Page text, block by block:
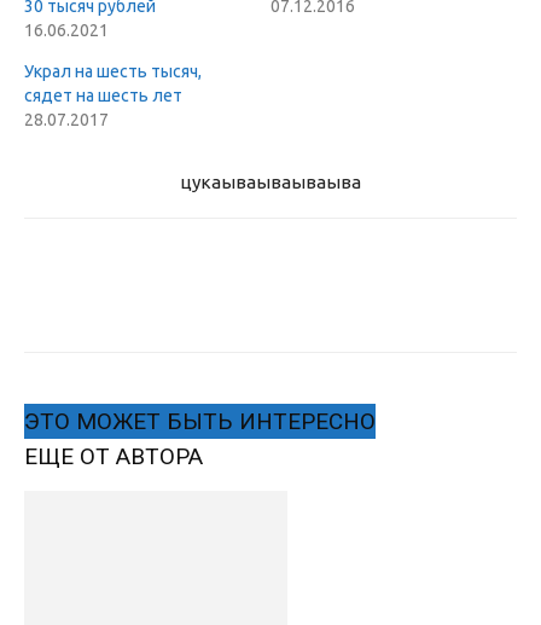
30 тысяч рублей
16.06.2021
07.12.2016
Украл на шесть тысяч,
сядет на шесть лет
28.07.2017
цукаываываываыва
ЭТО МОЖЕТ БЫТЬ ИНТЕРЕСНО
ЕЩЕ ОТ АВТОРА